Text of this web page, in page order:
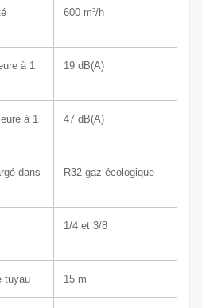
600 m³/h
à 1
19 dB(A)
à 1
47 dB(A)
dans
R32 gaz écologique
1/4 et 3/8
tuyau 15 m